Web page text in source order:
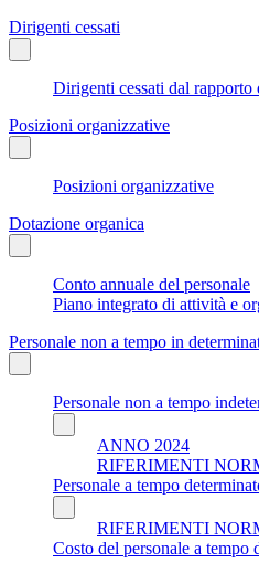
Dirigenti cessati
Dirigenti cessati dal rapporto
Posizioni organizzative
Posizioni organizzative
Dotazione organica
Conto annuale del personale
Piano integrato di attività e
Personale non a tempo in
Personale non a tempo
ANNO 2024
RIFERIMENTI
Personale a tempo
RIFERIMENTI
Costo del personale a tempo